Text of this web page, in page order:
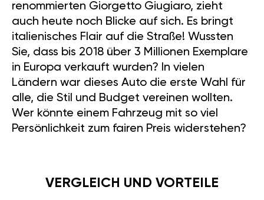
renommierten Giorgetto Giugiaro, zieht
auch heute noch Blicke auf sich. Es bringt
italienisches Flair auf die Straße! Wussten
Sie, dass bis 2018 über 3 Millionen Exemplare
in Europa verkauft wurden? In vielen
Ländern war dieses Auto die erste Wahl für
alle, die Stil und Budget vereinen wollten.
Wer könnte einem Fahrzeug mit so viel
Persönlichkeit zum fairen Preis widerstehen?
VERGLEICH UND VORTEILE